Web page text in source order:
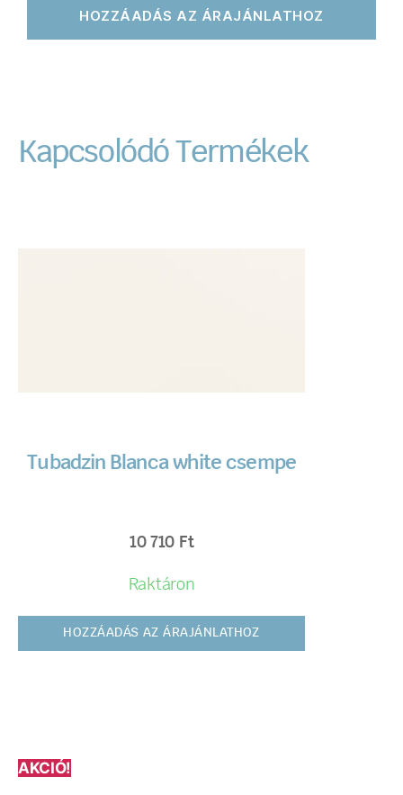
HOZZÁADÁS AZ ÁRAJÁNLATHOZ
Kapcsolódó Termékek
Tubadzin Blanca white csempe
10 710 Ft
Raktáron
HOZZÁADÁS AZ ÁRAJÁNLATHOZ
AKCIÓ!